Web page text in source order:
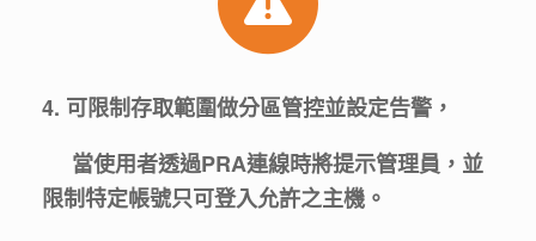
4. 可限制存取範圍做分區管控並設定告警，
當使用者透過PRA連線時將提示管理員， 並
限制特定帳號只可登入允許之主機。